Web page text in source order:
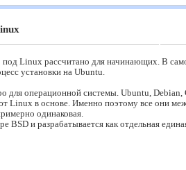
Linux рассчитано для начинающих. В
установки на Ubuntu.
для операционной системы. Ubuntu, Debian,
Linux в основе. Именно поэтому все они
одинаковая.
BSD и разрабатывается как отдельная